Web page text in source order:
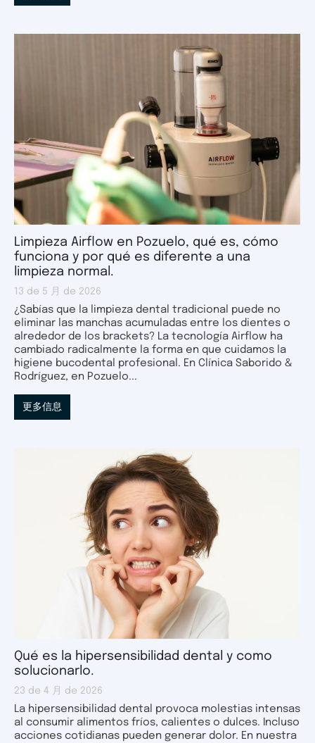
Limpieza Airflow en Pozuelo, qué es, cómo
funciona y por qué es diferente a una
limpieza normal.
13 de 5 月 de 2026
¿Sabías que la limpieza dental tradicional puede no
eliminar las manchas acumuladas entre los dientes o
alrededor de los brackets? La tecnología Airflow ha
cambiado radicalmente la forma en que cuidamos la
higiene bucodental profesional. En Clínica Saborido &
Rodríguez, en Pozuelo...
更多信息
Qué es la hipersensibilidad dental y como
solucionarlo.
23 de 4 月 de 2026
La hipersensibilidad dental provoca molestias intensas
al consumir alimentos fríos, calientes o dulces. Incluso
acciones cotidianas pueden generar dolor. En nuestra